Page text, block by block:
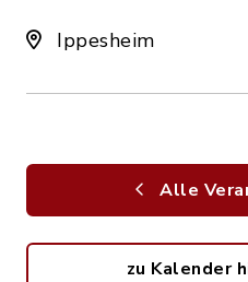
Ippesheim
Alle
zu Kalender